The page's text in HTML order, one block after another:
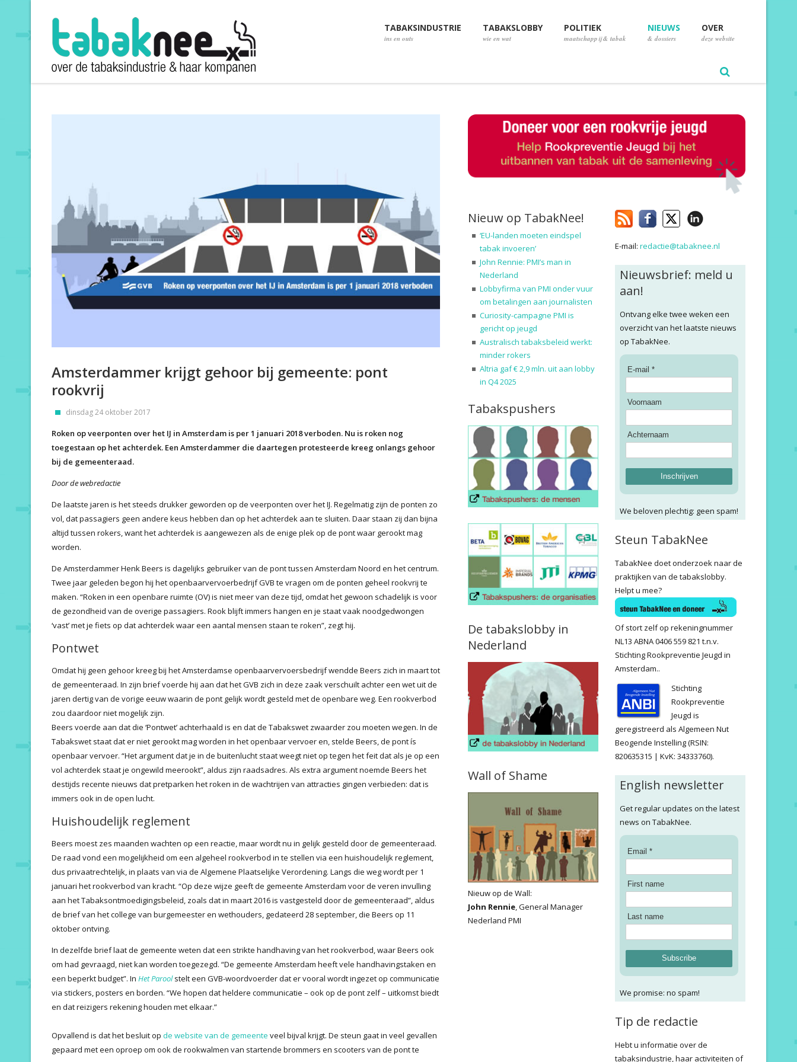
TABAKSINDUSTRIE
ins en outs
TABAKSLOBBY
wie en wat
POLITIEK
maatschappij & tabak
NIEUWS
& dossiers
OVER
deze website
Amsterdammer krijgt gehoor bij gemeente: pont
rookvrij
dinsdag 24 oktober 2017
Roken op veerponten over het IJ in Amsterdam is per 1 januari 2018 verboden. Nu is roken nog
toegestaan op het achterdek. Een Amsterdammer die daartegen protesteerde kreeg onlangs gehoor
bij de gemeenteraad.
Door de webredactie
De laatste jaren is het steeds drukker geworden op de veerponten over het IJ. Regelmatig zijn de ponten zo
vol, dat passagiers geen andere keus hebben dan op het achterdek aan te sluiten. Daar staan zij dan bijna
altijd tussen rokers, want het achterdek is aangewezen als de enige plek op de pont waar gerookt mag
worden.
De Amsterdammer Henk Beers is dagelijks gebruiker van de pont tussen Amsterdam Noord en het centrum.
Twee jaar geleden begon hij het openbaarvervoerbedrijf GVB te vragen om de ponten geheel rookvrij te
maken. “Roken in een openbare ruimte (OV) is niet meer van deze tijd, omdat het gewoon schadelijk is voor
de gezondheid van de overige passagiers. Rook blijft immers hangen en je staat vaak noodgedwongen
‘vast’ met je fiets op dat achterdek waar een aantal mensen staan te roken”, zegt hij.
Pontwet
Omdat hij geen gehoor kreeg bij het Amsterdamse openbaarvervoersbedrijf wendde Beers zich in maart tot
de gemeenteraad. In zijn brief voerde hij aan dat het GVB zich in deze zaak verschuilt achter een wet uit de
jaren dertig van de vorige eeuw waarin de pont gelijk wordt gesteld met de openbare weg. Een rookverbod
zou daardoor niet mogelijk zijn.
Beers voerde aan dat die ‘Pontwet’ achterhaald is en dat de Tabakswet zwaarder zou moeten wegen. In de
Tabakswet staat dat er niet gerookt mag worden in het openbaar vervoer en, stelde Beers, de pont ís
openbaar vervoer. “Het argument dat je in de buitenlucht staat weegt niet op tegen het feit dat als je op een
vol achterdek staat je ongewild meerookt”, aldus zijn raadsadres. Als extra argument noemde Beers het
destijds recente nieuws dat pretparken het roken in de wachtrijen van attracties gingen verbieden: dat is
immers ook in de open lucht.
Huishoudelijk reglement
Beers moest zes maanden wachten op een reactie, maar wordt nu in gelijk gesteld door de gemeenteraad.
De raad vond een mogelijkheid om een algeheel rookverbod in te stellen via een huishoudelijk reglement,
dus privaatrechtelijk, in plaats van via de Algemene Plaatselijke Verordening. Langs die weg wordt per 1
januari het rookverbod van kracht. “Op deze wijze geeft de gemeente Amsterdam voor de veren invulling
aan het Tabaksontmoedigingsbeleid, zoals dat in maart 2016 is vastgesteld door de gemeenteraad”, aldus
de brief van het college van burgemeester en wethouders, gedateerd 28 september, die Beers op 11
oktober ontving.
In dezelfde brief laat de gemeente weten dat een strikte handhaving van het rookverbod, waar Beers ook
om had gevraagd, niet kan worden toegezegd. “De gemeente Amsterdam heeft vele handhavingstaken en
een beperkt budget”. In Het Paroolstelt een GVB-woordvoerder dat er vooral wordt ingezet op communicatie
via stickers, posters en borden. “We hopen dat heldere communicatie – ook op de pont zelf – uitkomst biedt
en dat reizigers rekening houden met elkaar.”
Opvallend is dat het besluit op de website van de gemeente veel bijval krijgt. De steun gaat in veel gevallen
gepaard met een oproep om ook de rookwalmen van startende brommers en scooters van de pont te
Nieuw op TabakNee!
‘EU-landen moeten eindspel
tabak invoeren’
John Rennie: PMI’s man in
Nederland
Lobbyfirma van PMI onder vuur
om betalingen aan journalisten
Curiosity-campagne PMI is
gericht op jeugd
Australisch tabaksbeleid werkt:
minder rokers
Altria gaf € 2,9 mln. uit aan lobby
in Q4 2025
Tabakspushers
De tabakslobby in
Nederland
Wall of Shame
Nieuw op de Wall:
John Rennie, General Manager
Nederland PMI
E-mail:redactie@tabaknee.nl
Nieuwsbrief: meld u
aan!
Ontvang elke twee weken een
overzicht van het laatste nieuws
op TabakNee.
E-mail *
Voornaam
Achternaam
Inschrijven
We beloven plechtig: geen spam!
Steun TabakNee
TabakNee doet onderzoek naar de
praktijken van de tabakslobby.
Helpt u mee?
Of stort zelf op rekeningnummer
NL13 ABNA 0406 559 821 t.n.v.
Stichting Rookpreventie Jeugd in
Amsterdam..
Stichting
Rookpreventie
Jeugd is
geregistreerd als Algemeen Nut
Beogende Instelling (RSIN:
820635315 | KvK: 34333760).
English newsletter
Get regular updates on the latest
news on TabakNee.
Email *
First name
Last name
Subscribe
We promise: no spam!
Tip de redactie
Hebt u informatie over de
tabaksindustrie, haar activiteiten of